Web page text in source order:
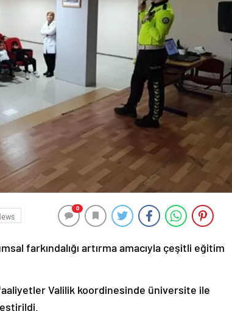
0
farkındalığı artırma amacıyla çeşitli eğitim
Valilik koordinesinde üniversite ile